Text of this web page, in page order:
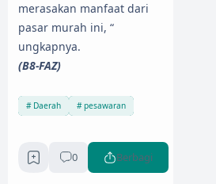
merasakan manfaat dari
pasar murah ini, “
ungkapnya.
(B8-FAZ)
Daerah pesawaran
0 Berbagi